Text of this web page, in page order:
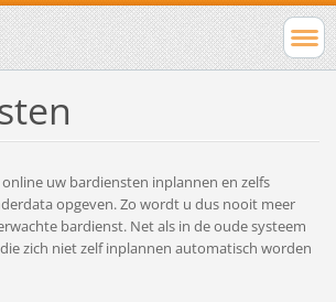
uw bardiensten inplannen en zelfs
opgeven. Zo wordt u dus nooit meer
bardienst. Net als in de oude systeem
zich niet zelf inplannen automatisch worden